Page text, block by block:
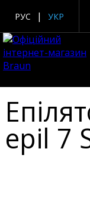
РУС УКР
epil 7